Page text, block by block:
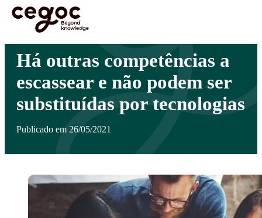
Skip to main content
Está aqui:Home >Notícias
substituídas por tecnologias
Há outras competências a
escassear e não podem ser
substituídas por tecnologias
Publicado em 26/05/2021